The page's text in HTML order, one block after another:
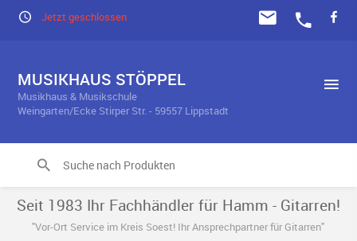
Jetzt geschlossen
MUSIKHAUS STÖPPEL
Musikhaus & Musikschule
Weingarten/Ecke Stirper Str. - 59557 Lippstadt
Seit 1983 Ihr Fachhändler für Hamm - Gitarren!
"Vor-Ort Service im Kreis Soest! Ihr Ansprechpartner für Gitarren"